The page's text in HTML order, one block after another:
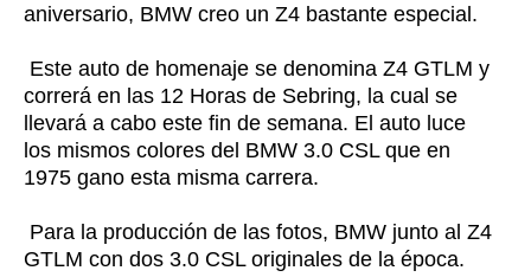
aniversario, BMW creo un Z4 bastante especial.
Este auto de homenaje se denomina Z4 GTLM y
correrá en las 12 Horas de Sebring, la cual se
llevará a cabo este fin de semana. El auto luce
los mismos colores del BMW 3.0 CSL que en
1975 gano esta misma carrera.
Para la producción de las fotos, BMW junto al Z4
GTLM con dos 3.0 CSL originales de la época.